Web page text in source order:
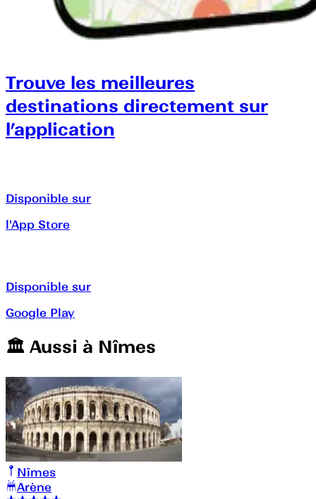
Trouve les meilleures
destinations directement sur
l’application
Disponible sur
l'App Store
Disponible sur
Google Play
🏛️️ Aussi à Nîmes
Nîmes
Arène